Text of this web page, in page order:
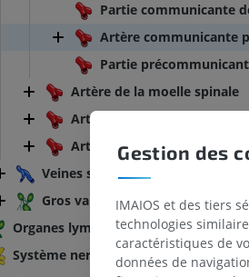
Partie communicante
Artère communicante
Partie
Artère de la moelle spinale
Artère subclavière
Artère fémorale
Veines systémiques
Gros vaisseaux lymphatiques
Organes lymphoïdes
Système nerveux
Gestion des
IMAIOS et des tiers
technologies
caractéristiques de
données de